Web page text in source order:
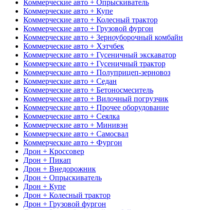
Коммерческие авто + Опрыскиватель
Коммерческие авто + Купе
Коммерческие авто + Колесный трактор
Коммерческие авто + Грузовой фургон
Коммерческие авто + Зерноуборочный комбайн
Коммерческие авто + Хэтчбек
Коммерческие авто + Гусеничный экскаватор
Коммерческие авто + Гусеничный трактор
Коммерческие авто + Полуприцеп-зерновоз
Коммерческие авто + Седан
Коммерческие авто + Бетоносмеситель
Коммерческие авто + Вилочный погрузчик
Коммерческие авто + Прочее оборудование
Коммерческие авто + Сеялка
Коммерческие авто + Минивэн
Коммерческие авто + Самосвал
Коммерческие авто + Фургон
Дрон + Кроссовер
Дрон + Пикап
Дрон + Внедорожник
Дрон + Опрыскиватель
Дрон + Купе
Дрон + Колесный трактор
Дрон + Грузовой фургон